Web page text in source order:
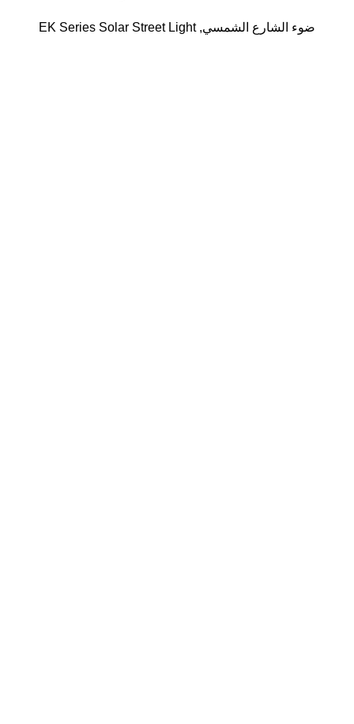
ضوء الشارع الشمسي,
EK Series Solar Street Light